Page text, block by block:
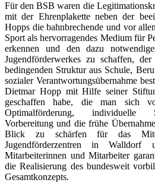
Für den BSB waren die
mit der Ehrenplakette neben der
Hopps die bahnbrechende und vor
Sport als hervorragendes Medium für
erkennen und den dazu
Jugendförderwerkes zu schaffen,
bedingenden Struktur aus Schule,
sozialer Verantwortungsübernahme
Dietmar Hopp mit Hilfe seiner
geschaffen habe, die man sich
Optimalförderung, individuelle
Vorbereitung und die frühe
Blick zu schärfen für das
Jugendförderzentren in Walldorf
Mitarbeiterinnen und Mitarbeiter
die Realisierung des bundesweit
Gesamtkonzepts.